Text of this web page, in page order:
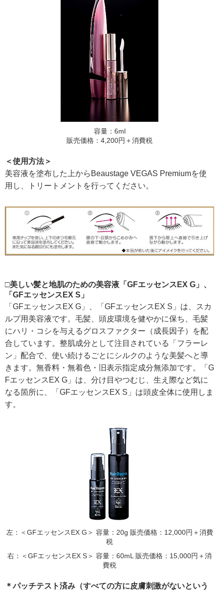
容量：6ml
販売価格：4,200円＋消費税
＜使用方法＞
美容液を塗布した上からBeaustage VEGAS Premiumを使
用し、トリートメントを行ってください。
□美しい髪と地肌のための美容液「GFエッセンスEX G」、
「GFエッセンスEX S」
「GFエッセンスEX G」、「GFエッセンスEX S」は、スカ
ルプ用美容液です。毛髪、頭皮環境を健やかに保ち、毛髪
にハリ・コシを与えるグロスファクター（成長因子）を配
合しています。整肌成分として注目されている「フラーレ
ン」配合で、使い続けるごとにシルクのような美髪へと導
きます。無香料・無着色・旧表示指定成分無添加です。「G
FエッセンスEX G」は、分け目やつむじ、生え際など気に
なる箇所に、「GFエッセンスEX S」は頭皮全体に使用しま
す。
左：＜GFエッセンスEX G＞ 容量：20g 販売価格：12,000円＋消費
税
右：＜GFエッセンスEX S＞ 容量：60mL 販売価格：15,000円＋消
費税
＊パッチテスト済み（すべての方に皮膚刺激がないという